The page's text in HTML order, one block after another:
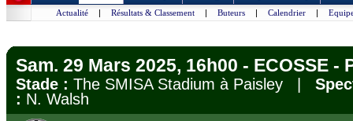
Actualité | Résultats & Classement | Buteurs | Calendrier |
Sam. 29 Mars 2025, 16h00 - ECOSSE -
Stade : The SMISA Stadium à Paisley |
: N. Walsh